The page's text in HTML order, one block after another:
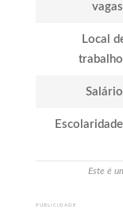
Local
Este é
PUBLICIDADE